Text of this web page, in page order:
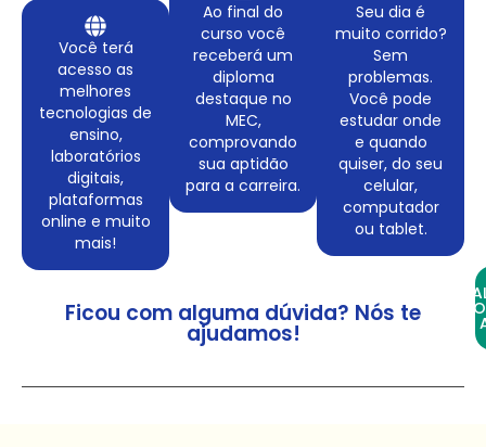
Você terá
acesso as
melhores
tecnologias de
ensino,
laboratórios
digitais,
plataformas
online e muito
mais!
Ao final do
curso você
receberá um
diploma
destaque no
MEC,
comprovando
sua aptidão
para a carreira.
Seu dia é
muito corrido?
Sem
problemas.
Você pode
estudar onde
e quando
quiser, do seu
celular,
computador
ou tablet.
Ficou com alguma dúvida? Nós te
ajudamos!